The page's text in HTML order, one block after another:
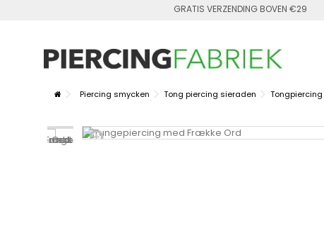
GRATIS VERZENDING BOVEN €29
Piercing smycken Tong piercing sieraden